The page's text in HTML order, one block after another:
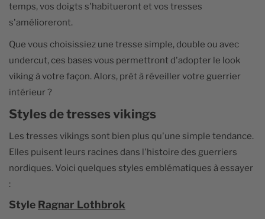
temps, vos doigts s'habitueront et vos tresses
s'amélioreront.
Que vous choisissiez une tresse simple, double ou avec
undercut, ces bases vous permettront d'adopter le look
viking à votre façon. Alors, prêt à réveiller votre guerrier
intérieur ?
sbb-itb-2713a32
Styles de tresses vikings
Les tresses vikings sont bien plus qu'une simple tendance.
Elles puisent leurs racines dans l'histoire des guerriers
nordiques. Voici quelques styles emblématiques à essayer
:
Style Ragnar Lothbrok